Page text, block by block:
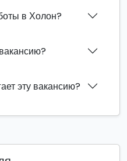
в Холон?
эту вакансию?